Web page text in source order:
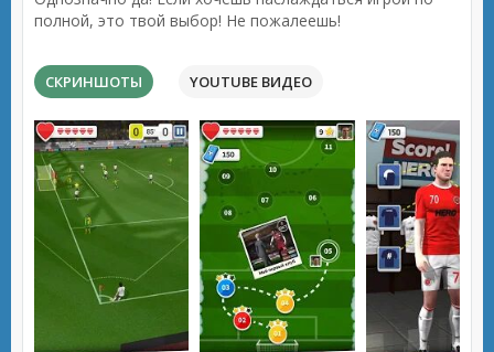
полной, это твой выбор! Не пожалеешь!
СКРИНШОТЫ YOUTUBE ВИДЕО